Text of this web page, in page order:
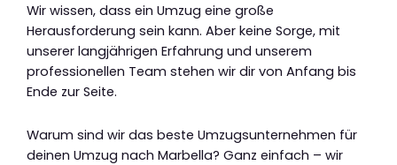
Wir wissen, dass ein Umzug eine große
Herausforderung sein kann. Aber keine Sorge, mit
unserer langjährigen Erfahrung und unserem
professionellen Team stehen wir dir von Anfang bis
Ende zur Seite.
Warum sind wir das beste Umzugsunternehmen für
deinen Umzug nach Marbella? Ganz einfach – wir